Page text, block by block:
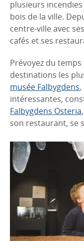
plusieurs
bois de la ville.
centre-ville avec
cafés et ses
Prévoyez du
destinations les
musée Falbygdens
intéressantes,
Falbygdens Osteria
son restaurant, se